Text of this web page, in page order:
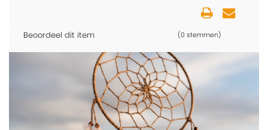
Beoordeel dit item (0 stemmen)